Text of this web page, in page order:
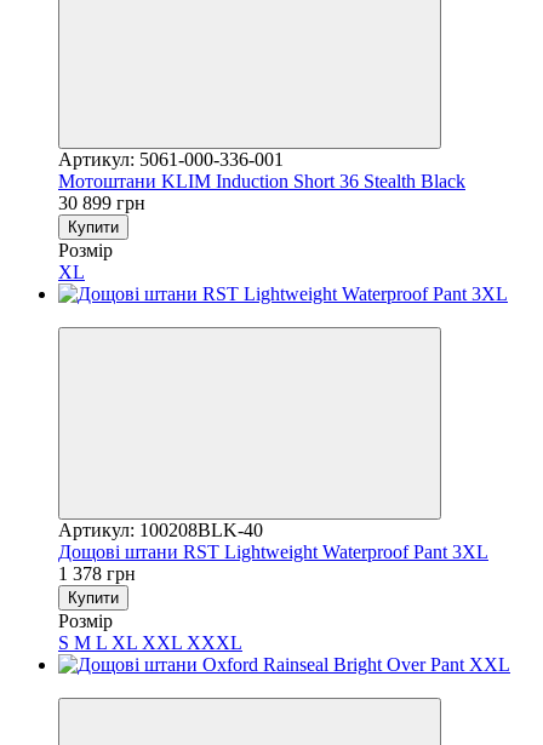
Артикул: 5061-000-336-001
Мотоштани KLIM Induction Short 36 Stealth Black
30 899 грн
Купити
Розмір
XL
Артикул: 100208BLK-40
Дощові штани RST Lightweight Waterproof Pant 3XL
1 378 грн
Купити
Розмір
S M L XL XXL XXXL